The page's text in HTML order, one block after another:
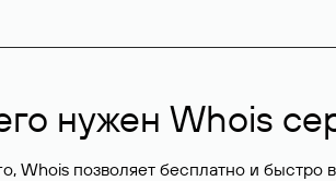
нужен Whois
Whois позволяет бесплатно и